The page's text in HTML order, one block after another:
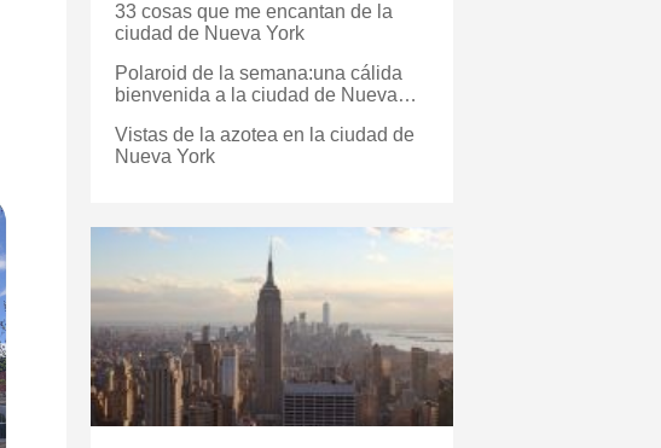
33 cosas que me encantan de la
ciudad de Nueva York
Polaroid de la semana:una cálida
bienvenida a la ciudad de Nueva
Vistas de la azotea en la ciudad de
Nueva York